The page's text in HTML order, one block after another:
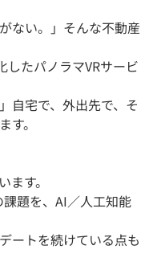
ない。」そんな不動産
したパノラマVRサービ
自宅で、外出先で、そ
。
す。
題を、AI／人工知能
ートを続けている点も